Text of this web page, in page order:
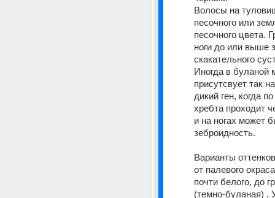
Волосы на
песочного или
песочного цвета.
ноги до или выше
скакательного
Иногда в буланой
присутсвует так
дикий ген, когда
хребта проходит
и на ногах может
зеброидность.
Варианты
от палевого
почти белого, до
(темно-буланая) .